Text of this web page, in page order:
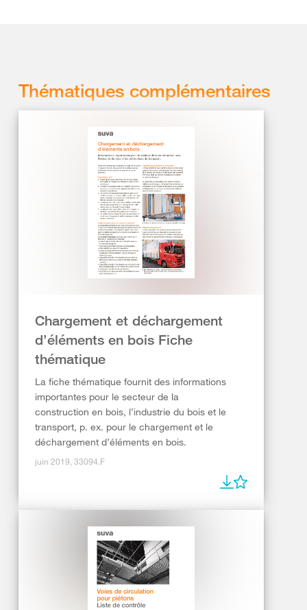
Thématiques complémentaires
Chargement et déchargement
d’éléments en bois Fiche
thématique
La fiche thématique fournit des informations
importantes pour le secteur de la
construction en bois, l’industrie du bois et le
transport, p. ex. pour le chargement et le
déchargement d’éléments en bois.
juin 2019, 33094.F